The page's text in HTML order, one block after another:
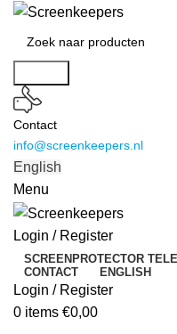
Contact
info@screenkeepers.nl
English
Menu
Login / Register
SCREENPROTECTOR
CONTACT
ENGLISH
Login / Register
0 items €0,00